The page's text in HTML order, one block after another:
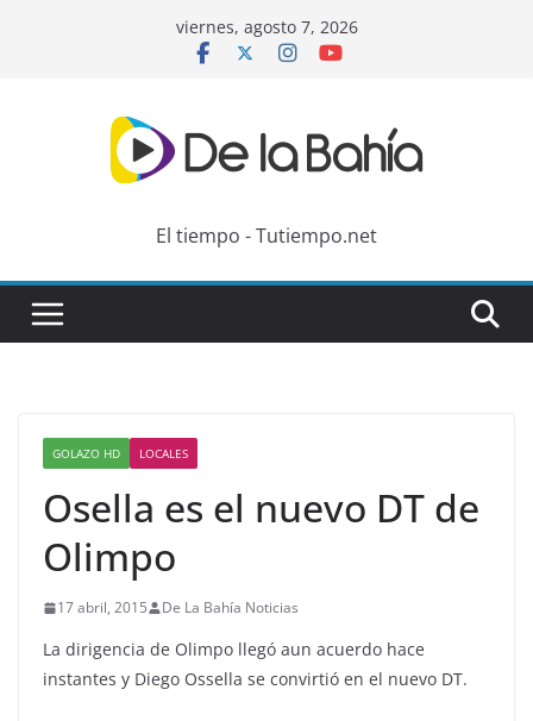
viernes, agosto 7, 2026
El tiempo - Tutiempo.net
GOLAZO HD LOCALES
Osella es el nuevo DT de
Olimpo
17 abril, 2015 De La Bahía Noticias
La dirigencia de Olimpo llegó aun acuerdo hace
instantes y Diego Ossella se convirtió en el nuevo DT.